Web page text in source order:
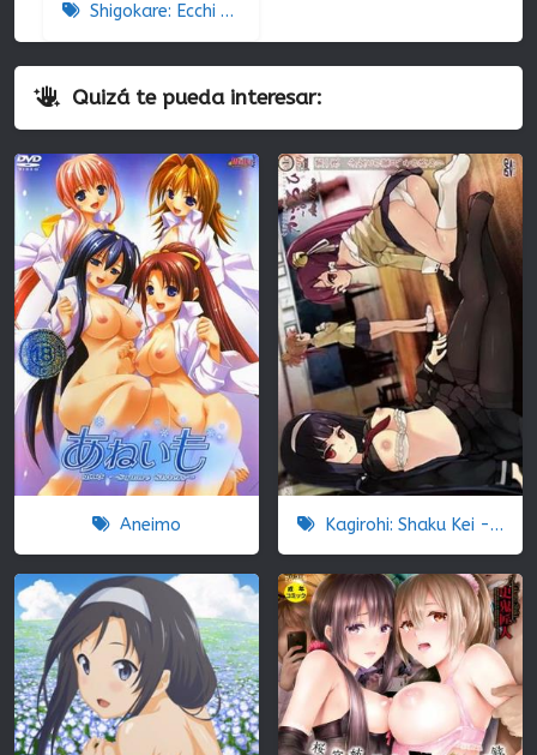
Shigokare: Ecchi na Joshi Daisei to Doki x2 Love Lesson!! The Animation
Quizá te pueda interesar:
Aneimo Kagirohi: Shaku Kei - Another